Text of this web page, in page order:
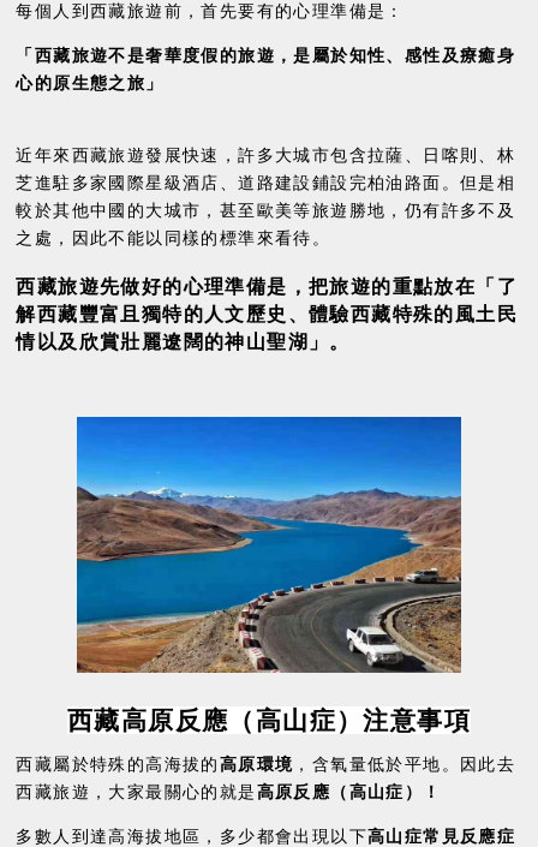
每個人到西藏旅遊前，首先要有的心理準備是：
「西藏旅遊不是奢華度假的旅遊，是屬於知性、感性及療癒身
心的原生態之旅」
近年來西藏旅遊發展快速，許多大城市包含拉薩、日喀則、林
芝進駐多家國際星級酒店、道路建設鋪設完柏油路面。但是相
較於其他中國的大城市，甚至歐美等旅遊勝地，仍有許多不及
之處，因此不能以同樣的標準來看待。
西藏旅遊先做好的心理準備是，把旅遊的重點放在「 了
解西藏豐富且獨特的人文歷史、體驗西藏特殊的風土民
情以及欣賞壯麗遼闊的神山聖湖 」 。
西藏高原反應（高山症）注意事項
西藏屬於特殊的高海拔的高原環境 ，含氧量低於平地。因此去
西藏旅遊，大家最關心的就是高原反應（高山症）！
多數人到達高海拔地區，多少都會出現以下高山症常見反應症